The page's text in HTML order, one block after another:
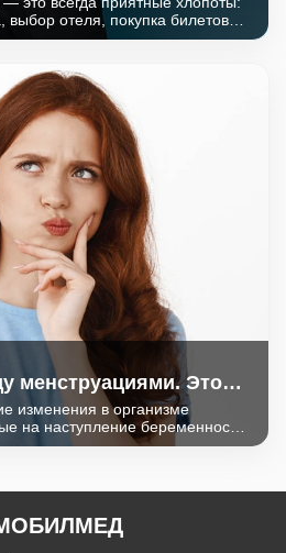
выбор отеля, покупка билетов.
о самом важном — о своем
Простые и доступные
помогут оценить ваше
угрозы и отправиться в
и спокойствием.
менструациями. Это
изменения в организме
на наступление беременности
циклом. Его
Даже незначительные
могут указывать на
системе.